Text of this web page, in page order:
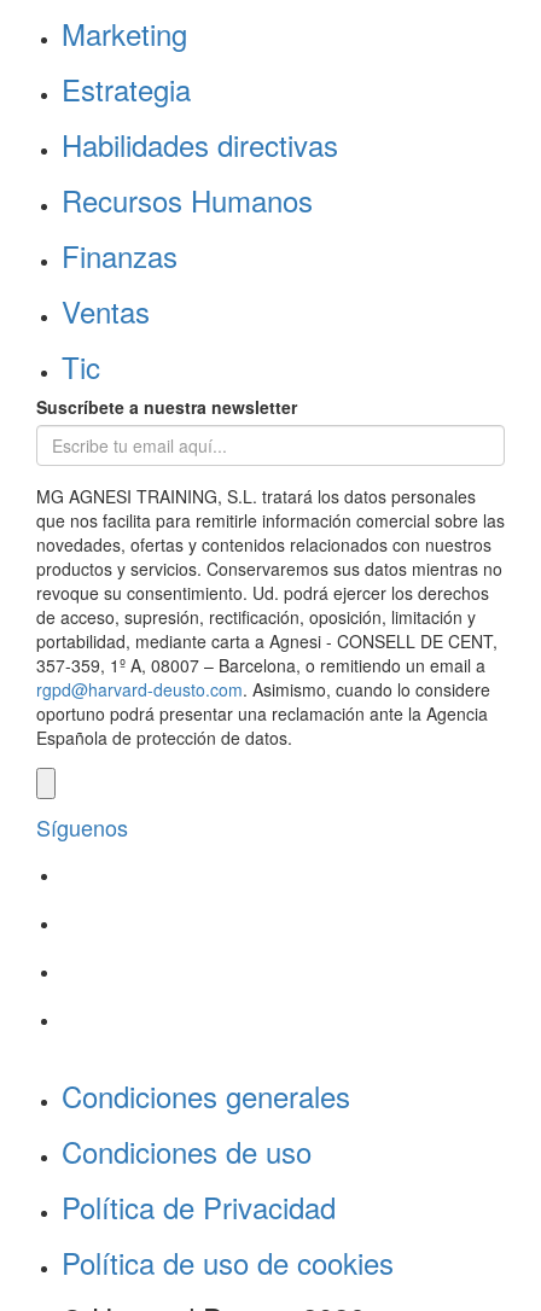
Marketing
Estrategia
Habilidades directivas
Recursos Humanos
Finanzas
Ventas
Tic
Suscríbete a nuestra newsletter
MG AGNESI TRAINING, S.L. tratará los datos personales
que nos facilita para remitirle información comercial sobre las
novedades, ofertas y contenidos relacionados con nuestros
productos y servicios. Conservaremos sus datos mientras no
revoque su consentimiento. Ud. podrá ejercer los derechos
de acceso, supresión, rectificación, oposición, limitación y
portabilidad, mediante carta a Agnesi - CONSELL DE CENT,
357-359, 1º A, 08007 – Barcelona, o remitiendo un email a
rgpd@harvard-deusto.com. Asimismo, cuando lo considere
oportuno podrá presentar una reclamación ante la Agencia
Española de protección de datos.
Síguenos
Condiciones generales
Condiciones de uso
Política de Privacidad
Política de uso de cookies